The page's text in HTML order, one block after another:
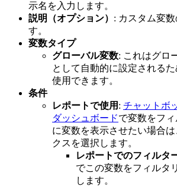
示名を入力します。
説明（オプション） : カスタム変
す。
変数タイプ
グローバル変数: これはグロ
として自動的に設定される
使用できます。
条件
レポートで使用 : チャットボ
ダッシュボードで変数をフ
に変数を表示させたい場合
クスを選択します。
レポートでのフィルタ
でこの変数をフィルタ
します。